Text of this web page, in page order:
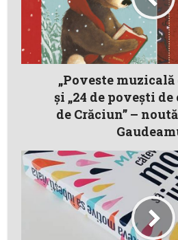
„Poveste muzicală
și „24 de povești
de Crăciun” –